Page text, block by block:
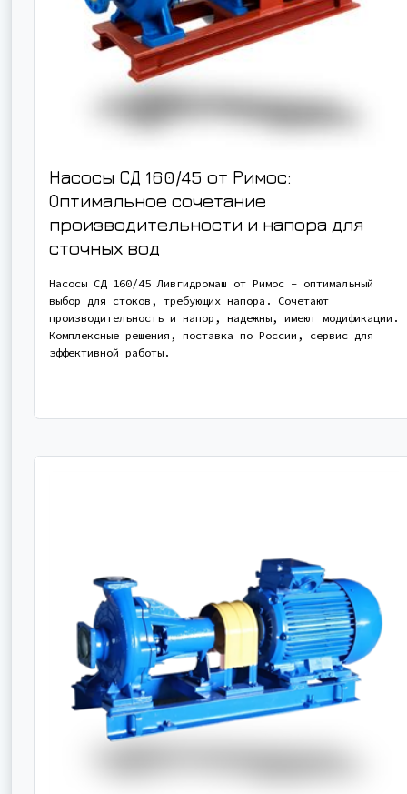
Насосы СД 160/45 от Римос:
Оптимальное сочетание
производительности и напора для
сточных вод
Насосы СД 160/45 Ливгидромаш от Римос – оптимальный
выбор для стоков, требующих напора. Сочетают
производительность и напор, надежны, имеют модификации.
Комплексные решения, поставка по России, сервис для
эффективной работы.